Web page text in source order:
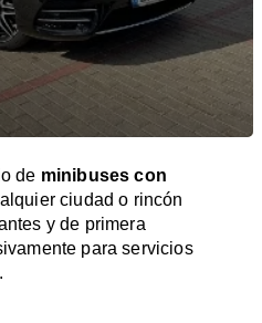
de minibuses con
ciudad o rincón
y de primera
para servicios